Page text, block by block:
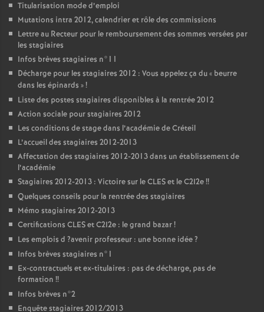
Titularisation mode d’emploi
Mutations intra 2012, calendrier et rôle des commissions
Lettre au Recteur pour le remboursement des sommes versées par
les stagiaires
Infos brèves stagiaires n°11
Décharge pour les stagiaires 2012 : Vous appelez ça du « beurre
dans les épinards »!
Liste des postes stagiaires disponibles à la rentrée 2012
Action sociale pour stagiaires 2012
Les conditions de stage dans l’académie de Créteil
L’accueil des stagiaires 2012-2013
Affectation des stagiaires 2012-2013 dans un établissement de
l’académie
Stagiaires 2012-2013 : Victoire sur leCLESet le C2I2e!!
Quelques conseils pour la rentrée des stagiaires
Mémo stagiaires 2012-2013
Certifications CLESet C2I2e : le grand bazar!
Les emplois d ?avenir professeur : une bonne idée?
Infos brèves stagiaires n°1
Ex-contractuels et ex-titulaires : pas de décharge, pas de
formation !!
Infos brèves n°2
Enquête stagiaires 2012/2013